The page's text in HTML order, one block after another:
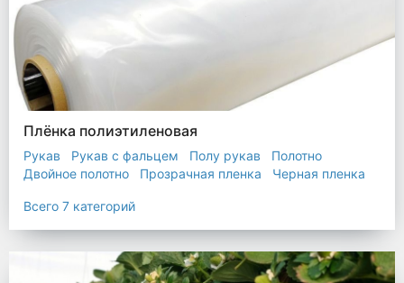
Плёнка полиэтиленовая
Рукав Рукав с фальцем Полу рукав
Полотно
Двойное полотно
Прозрачная пленка Черная пленка
Всего 7 категорий